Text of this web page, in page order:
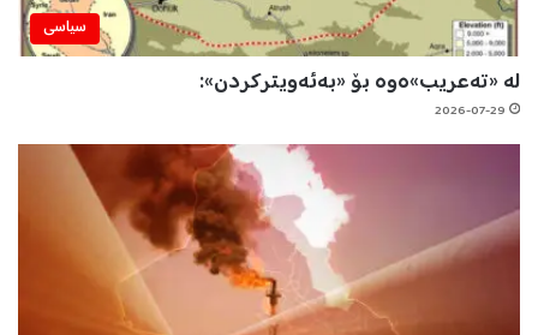
سیاسی
لە «تەعریب»ەوە بۆ «بەئەویترکردن»:
2026-07-29